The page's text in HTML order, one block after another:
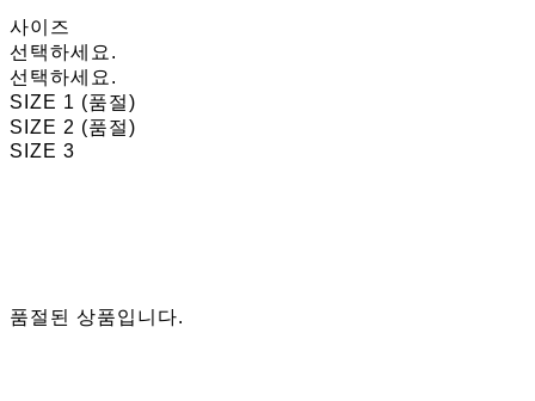
사이즈
선택하세요.
선택하세요.
SIZE 1 (품절)
SIZE 2 (품절)
SIZE 3
품절된 상품입니다.